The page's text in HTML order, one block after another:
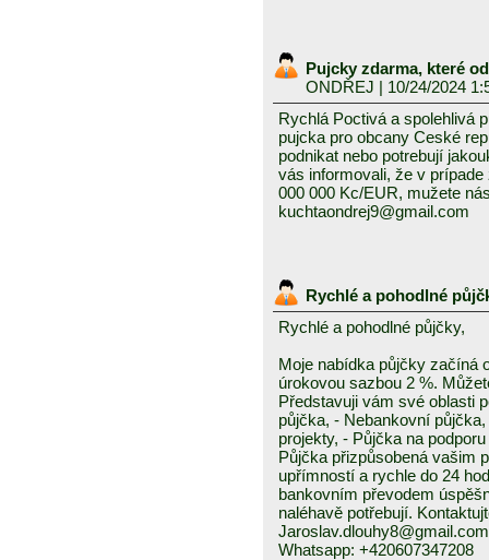
Pujcky zdarma, které
ONDŘEJ | 10/24/2024
Rychlá Poctivá a spolehlivá
pujcka pro obcany Ceské
podnikat nebo potrebují
vás informovali, že v
000 000 Kc/EUR, mužete
kuchtaondrej9@gmail.com
Rychlé a pohodlné
Rychlé a pohodlné půjčky,
Moje nabídka půjčky začíná
úrokovou sazbou 2 %.
Představuji vám své oblasti
půjčka, - Nebankovní
projekty, - Půjčka na
Půjčka přizpůsobená vašim
upřímností a rychle do 24
bankovním převodem
naléhavě potřebují.
Jaroslav.dlouhy8@gmail.com
Whatsapp: +420607347208